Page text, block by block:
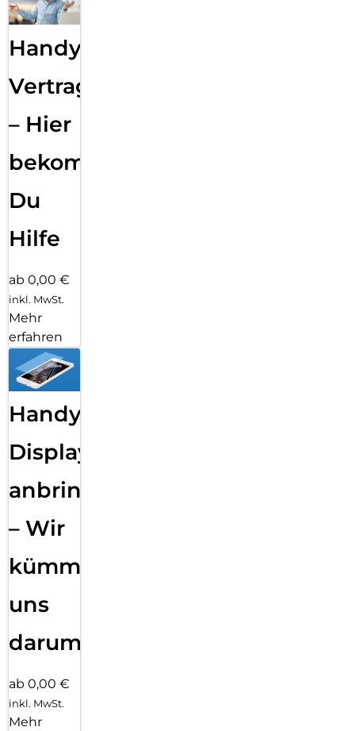
Handy
Vertragsabwicklung
– Hier
bekommst
Du
Hilfe
ab 0,00 €
inkl. MwSt.
Mehr
erfahren
Handy
Displayfolie
anbringen
– Wir
kümmern
uns
darum!
ab 0,00 €
inkl. MwSt.
Mehr